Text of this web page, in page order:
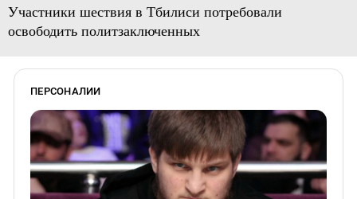
Участники шествия в Тбилиси потребовали
освободить политзаключенных
ПЕРСОНАЛИИ